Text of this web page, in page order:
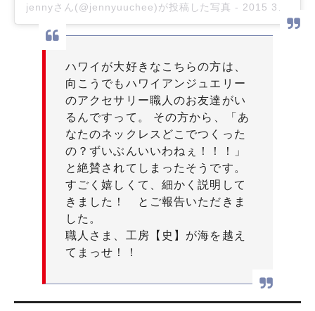
jennyさん(@jennyuuchee)が投稿した写真 - 2015 3月 21 7:20午前 PDT
ハワイが大好きなこちらの方は、
向こうでもハワイアンジュエリー
のアクセサリー職人のお友達がい
るんですって。 その方から、「あ
なたのネックレスどこでつくった
の？ずいぶんいいわねぇ！！！」
と絶賛されてしまったそうです。
すごく嬉しくて、細かく説明して
きました！ とご報告いただきま
した。
職人さま、工房【史】が海を越え
てまっせ！！